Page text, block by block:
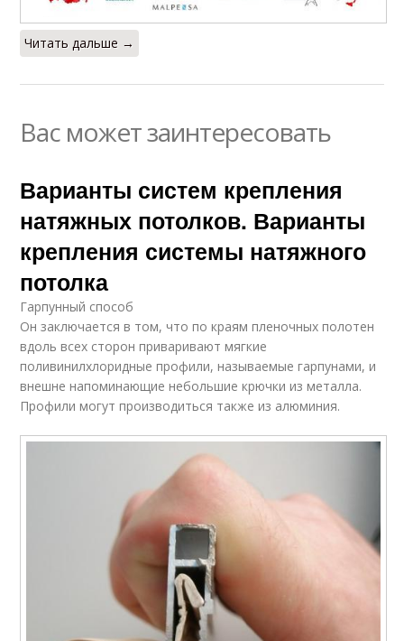
Читать дальше →
Вас может заинтересовать
Варианты систем крепления
натяжных потолков. Варианты
крепления системы натяжного
потолка
Гарпунный способ
Он заключается в том, что по краям пленочных полотен
вдоль всех сторон приваривают мягкие
поливинилхлоридные профили, называемые гарпунами, и
внешне напоминающие небольшие крючки из металла.
Профили могут производиться также из алюминия.